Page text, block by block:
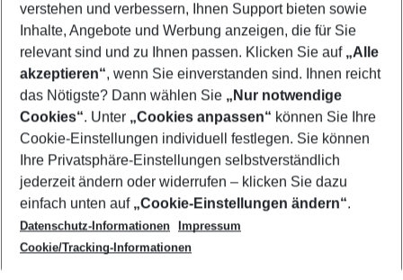
Footer
Footer navigation
Über uns
AGB
Cookie-Einstellungen ändern
Cookie-Richtlinie
Datenschutz
Service & Hilfe
Barrierefreies Reisen
Check-in
Folgen Sie uns
verstehen und verbessern, Ihnen Support bieten sowie
Inhalte, Angebote und Werbung anzeigen, die für Sie
relevant sind und zu Ihnen passen. Klicken Sie auf „Alle
akzeptieren“, wenn Sie einverstanden sind. Ihnen reicht
das Nötigste? Dann wählen Sie „Nur notwendige
Cookies“. Unter „Cookies anpassen“ können Sie Ihre
Cookie-Einstellungen individuell festlegen. Sie können
Ihre Privatsphäre-Einstellungen selbstverständlich
jederzeit ändern oder widerrufen – klicken Sie dazu
einfach unten auf „Cookie-Einstellungen ändern“.
Datenschutz-Informationen
Impressum
Cookie/Tracking-Informationen